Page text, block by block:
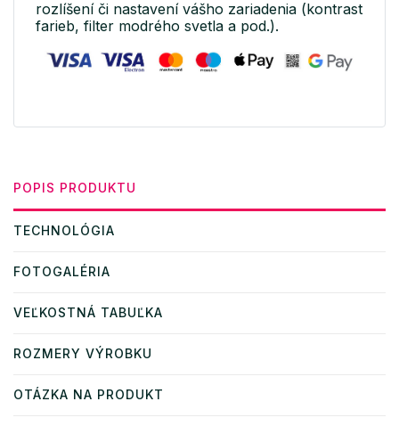
rozlíšení či nastavení vášho zariadenia (kontrast
farieb, filter modrého svetla a pod.).
POPIS PRODUKTU
TECHNOLÓGIA
FOTOGALÉRIA
VEĽKOSTNÁ TABUĽKA
ROZMERY VÝROBKU
OTÁZKA NA PRODUKT